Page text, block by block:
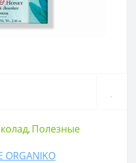
, Полезные
ORGANIKO